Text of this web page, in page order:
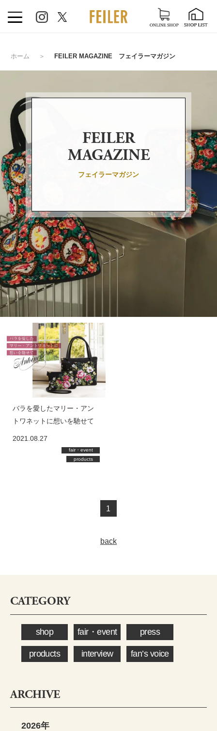
ホーム ＞ FEILER MAGAZINE フェイラーマガジン
FEILER
MAGAZINE
フェイラーマガジン
バラを愛したマリー・アン
トワネットに想いを馳せて
2021.08.27
fair・event
products
1
back
CATEGORY
shop fair・event press
products interview fan’s voice
ARCHIVE
2026年